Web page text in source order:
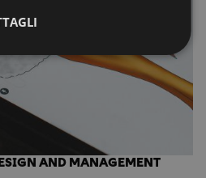
AND MANAGEMENT